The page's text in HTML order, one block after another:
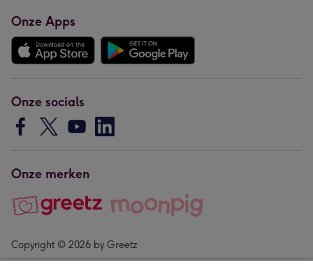
Onze Apps
Onze socials
Onze merken
Copyright © 2026 by Greetz